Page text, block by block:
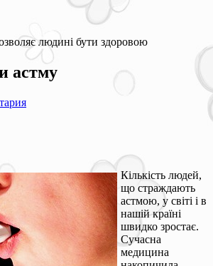
людині бути здоровою
астму
Кількість людей,
що страждають
астмою, у світі і в
нашій країні
швидко зростає.
Сучасна
медицина